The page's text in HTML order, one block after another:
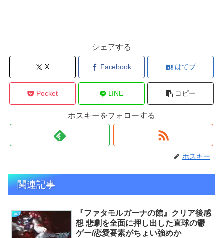
シェアする
X Facebook はてブ
Pocket LINE コピー
ホスキーをフォローする
ホスキー
関連記事
ps4
『ファタモルガーナの館』クリア後感
想 悲劇を全面に押し出した直球の鬱
ゲー/恋愛要素がちょい強めか